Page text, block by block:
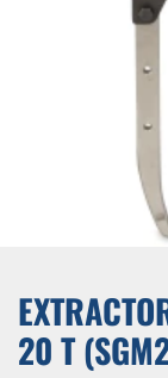
20 T